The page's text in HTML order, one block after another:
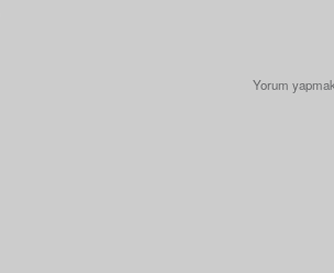
Yorum